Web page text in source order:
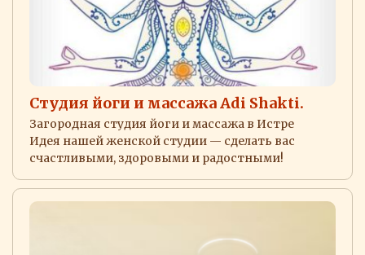
Студия йоги и массажа Adi Shakti.
Загородная студия йоги и массажа в Истре
Идея нашей женской студии — сделать вас
счастливыми, здоровыми и радостными!